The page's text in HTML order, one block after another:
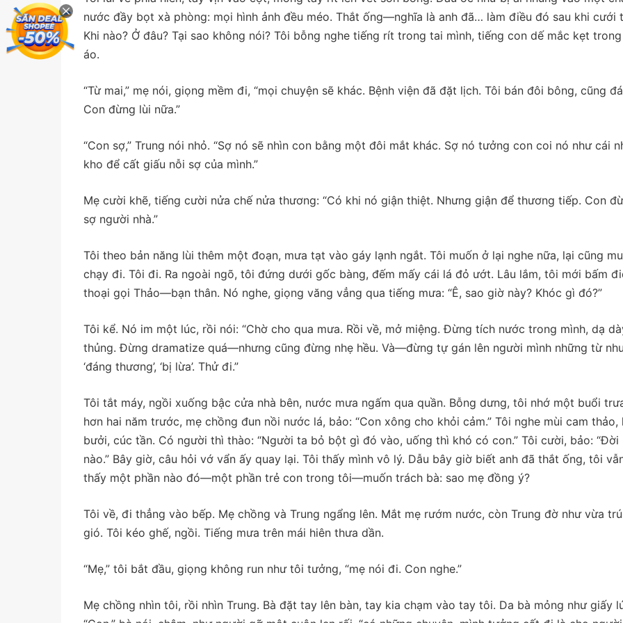
nước đầy bọt xà phòng: mọi hình ảnh đều méo. Thắt ống—nghĩa là anh đã… làm điều đó sau khi cưới
Khi nào? Ở đâu? Tại sao không nói? Tôi bỗng nghe tiếng rít trong tai mình, tiếng con dế mắc kẹt
áo.
“Từ mai,” mẹ nói, giọng mềm đi, “mọi chuyện sẽ khác. Bệnh viện đã đặt lịch. Tôi bán đôi bông, cũng
Con đừng lùi nữa.”
“Con sợ,” Trung nói nhỏ. “Sợ nó sẽ nhìn con bằng một đôi mắt khác. Sợ nó tưởng con coi nó như cái
kho để cất giấu nỗi sợ của mình.”
Mẹ cười khẽ, tiếng cười nửa chế nửa thương: “Có khi nó giận thiệt. Nhưng giận để thương tiếp. Con
sợ người nhà.”
Tôi theo bản năng lùi thêm một đoạn, mưa tạt vào gáy lạnh ngắt. Tôi muốn ở lại nghe nữa, lại cũng
chạy đi. Tôi đi. Ra ngoài ngõ, tôi đứng dưới gốc bàng, đếm mấy cái lá đỏ ướt. Lâu lắm, tôi mới bấm
thoại gọi Thảo—bạn thân. Nó nghe, giọng văng vẳng qua tiếng mưa: “Ê, sao giờ này? Khóc gì đó?”
Tôi kể. Nó im một lúc, rồi nói: “Chờ cho qua mưa. Rồi về, mở miệng. Đừng tích nước trong mình, dạ
thủng. Đừng dramatize quá—nhưng cũng đừng nhẹ hều. Và—đừng tự gán lên người mình những từ
‘đáng thương’, ‘bị lừa’. Thử đi.”
Tôi tắt máy, ngồi xuống bậc cửa nhà bên, nước mưa ngấm qua quần. Bỗng dưng, tôi nhớ một buổi
hơn hai năm trước, mẹ chồng đun nồi nước lá, bảo: “Con xông cho khỏi cảm.” Tôi nghe mùi cam thảo,
bưởi, cúc tần. Có người thì thào: “Người ta bỏ bột gì đó vào, uống thì khó có con.” Tôi cười, bảo: “Đời
nào.” Bây giờ, câu hỏi vớ vẩn ấy quay lại. Tôi thấy mình vô lý. Dẫu bây giờ biết anh đã thắt ống, tôi
thấy một phần nào đó—một phần trẻ con trong tôi—muốn trách bà: sao mẹ đồng ý?
Tôi về, đi thẳng vào bếp. Mẹ chồng và Trung ngẩng lên. Mắt mẹ rướm nước, còn Trung đờ như vừa
gió. Tôi kéo ghế, ngồi. Tiếng mưa trên mái hiên thưa dần.
“Mẹ,” tôi bắt đầu, giọng không run như tôi tưởng, “mẹ nói đi. Con nghe.”
Mẹ chồng nhìn tôi, rồi nhìn Trung. Bà đặt tay lên bàn, tay kia chạm vào tay tôi. Da bà mỏng như giấy